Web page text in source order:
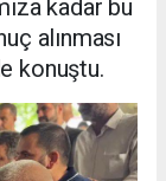
kadar bu
alınması
konuştu.